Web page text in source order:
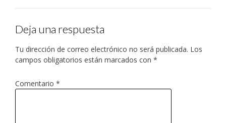
Deja una respuesta
Tu dirección de correo electrónico no será publicada. Los
campos obligatorios están marcados con *
Comentario *